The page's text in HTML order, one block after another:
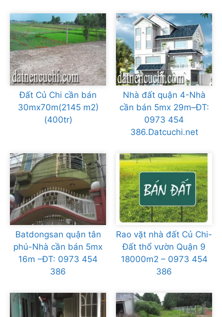
Đất Củ Chi cần bán
30mx70m(2145 m2)
(400tr)
Nhà đất quận 4-Nhà
cần bán 5mx 29m–ĐT:
0973 454
386.Datcuchi.net
Batdongsan quận tân
phú-Nhà cần bán 5mx
16m –ĐT: 0973 454
386
Rao vặt nhà đất Củ Chi-
Đất thổ vườn Quận 9
18000m2 – 0973 454
386